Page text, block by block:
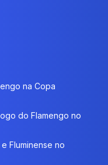
na Copa
do Flamengo no
Fluminense no